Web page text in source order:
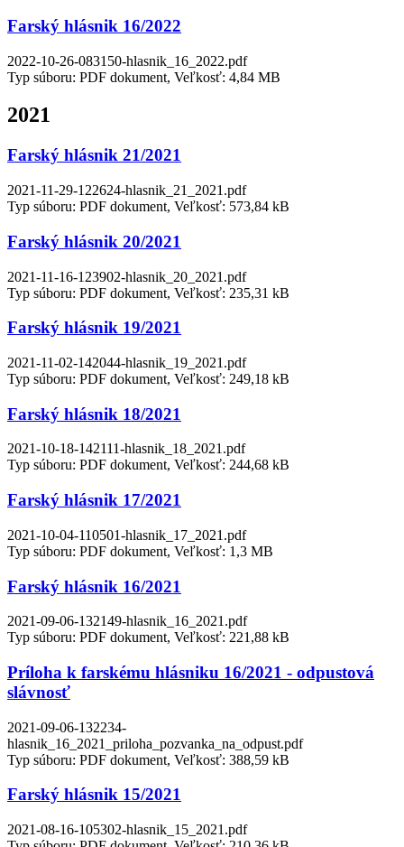
Farský hlásnik 16/2022
2022-10-26-083150-hlasnik_16_2022.pdf
Typ súboru: PDF dokument, Veľkosť: 4,84 MB
2021
Farský hlásnik 21/2021
2021-11-29-122624-hlasnik_21_2021.pdf
Typ súboru: PDF dokument, Veľkosť: 573,84 kB
Farský hlásnik 20/2021
2021-11-16-123902-hlasnik_20_2021.pdf
Typ súboru: PDF dokument, Veľkosť: 235,31 kB
Farský hlásnik 19/2021
2021-11-02-142044-hlasnik_19_2021.pdf
Typ súboru: PDF dokument, Veľkosť: 249,18 kB
Farský hlásnik 18/2021
2021-10-18-142111-hlasnik_18_2021.pdf
Typ súboru: PDF dokument, Veľkosť: 244,68 kB
Farský hlásnik 17/2021
2021-10-04-110501-hlasnik_17_2021.pdf
Typ súboru: PDF dokument, Veľkosť: 1,3 MB
Farský hlásnik 16/2021
2021-09-06-132149-hlasnik_16_2021.pdf
Typ súboru: PDF dokument, Veľkosť: 221,88 kB
Príloha k farskému hlásniku 16/2021 - odpustová
slávnosť
2021-09-06-132234-
hlasnik_16_2021_priloha_pozvanka_na_odpust.pdf
Typ súboru: PDF dokument, Veľkosť: 388,59 kB
Farský hlásnik 15/2021
2021-08-16-105302-hlasnik_15_2021.pdf